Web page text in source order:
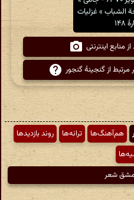
الشباب » غزلیات
منابع اینترنتی
مرتبط از گنجینهٔ گنجور
هم‌آهنگ‌ها ترانه‌ها
روند بازدیدها
مشق شعر